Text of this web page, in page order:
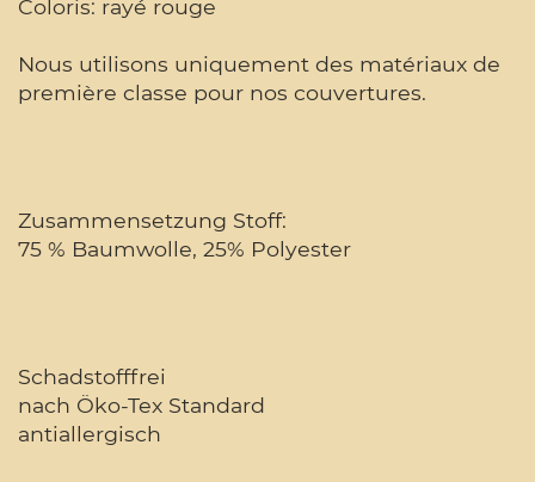
Coloris: rayé rouge
Nous utilisons uniquement des matériaux de
première classe pour nos couvertures.
Zusammensetzung Stoff:
75 % Baumwolle, 25% Polyester
Schadstofffrei
nach Öko-Tex Standard
antiallergisch